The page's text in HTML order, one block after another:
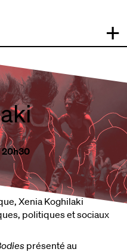
+
20h30
Xenia Koghilaki
politiques et sociaux
présenté au